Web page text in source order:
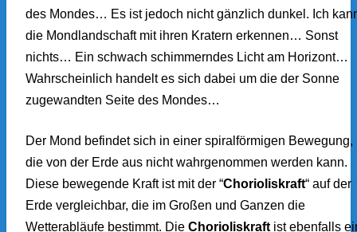
des Mondes… Es ist jedoch nicht gänzlich dunkel. Ich
die Mondlandschaft mit ihren Kratern erkennen… Sonst
nichts… Ein schwach schimmerndes Licht am Horizont…
Wahrscheinlich handelt es sich dabei um die der Sonne
zugewandten Seite des Mondes…
Der Mond befindet sich in einer spiralförmigen Bewegung,
die von der Erde aus nicht wahrgenommen werden kann.
Diese bewegende Kraft ist mit der “Chorioliskraft“ auf der
Erde vergleichbar, die im Großen und Ganzen die
Wetterabläufe bestimmt. Die Chorioliskraft ist ebenfalls